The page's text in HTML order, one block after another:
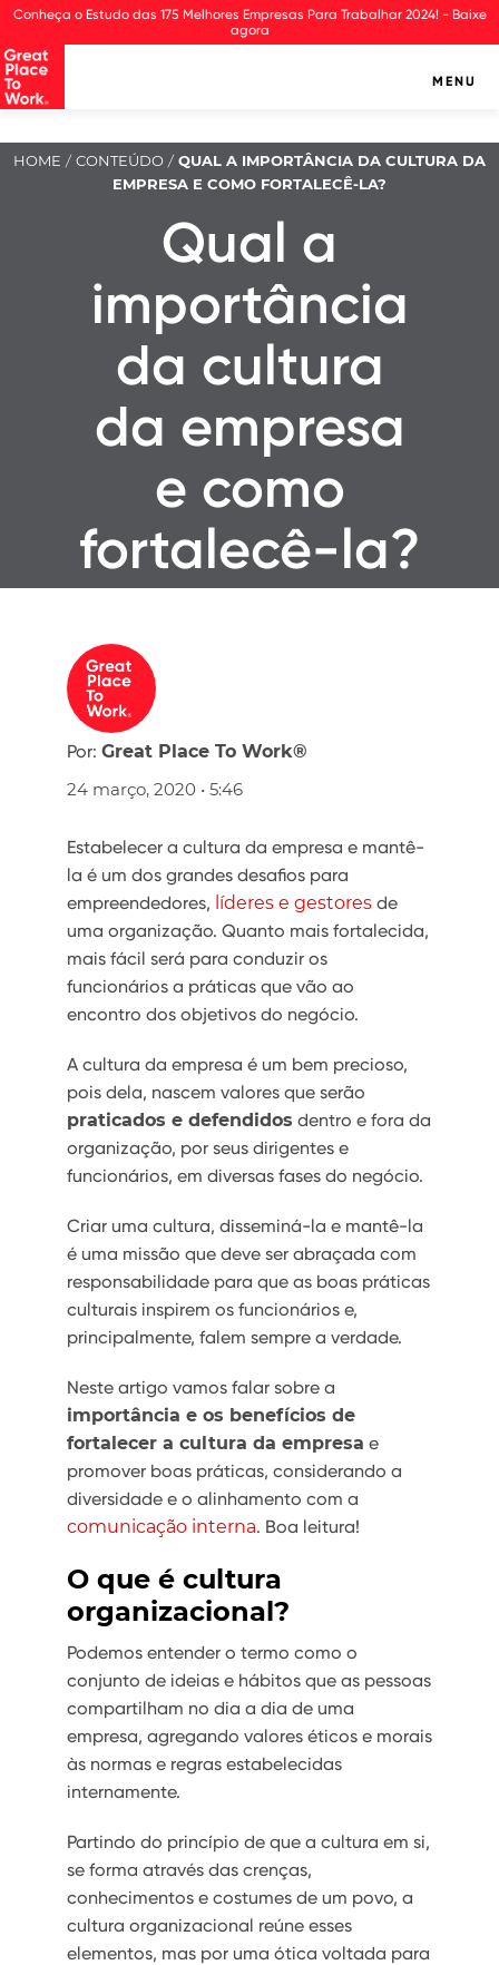
Observação:
site
inclui
um
sistema
de
assistência
Conheça o Estudo das 175 Melhores Empresas Para Trabalhar 2024! - Baixe
agora
MENU
HOME / CONTEÚDO / QUAL A IMPORTÂNCIA DA CULTURA DA
EMPRESA E COMO FORTALECÊ-LA?
Qual a
importância
da cultura
da empresa
e como
fortalecê-la?
Por: Great Place To Work®
24 março, 2020 • 5:46
Estabelecer a cultura da empresa e mantê-
la é um dos grandes desafios para
empreendedores, líderes e gestores de
uma organização. Quanto mais fortalecida,
mais fácil será para conduzir os
funcionários a práticas que vão ao
encontro dos objetivos do negócio.
A cultura da empresa é um bem precioso,
pois dela, nascem valores que serão
praticados e defendidos dentro e fora da
organização, por seus dirigentes e
funcionários, em diversas fases do negócio.
Criar uma cultura, disseminá-la e mantê-la
é uma missão que deve ser abraçada com
responsabilidade para que as boas práticas
culturais inspirem os funcionários e,
principalmente, falem sempre a verdade.
Neste artigo vamos falar sobre a
importância e os benefícios de
fortalecer a cultura da empresa e
promover boas práticas, considerando a
diversidade e o alinhamento com a
comunicação interna. Boa leitura!
O que é cultura
organizacional?
Podemos entender o termo como o
conjunto de ideias e hábitos que as pessoas
compartilham no dia a dia de uma
empresa, agregando valores éticos e morais
às normas e regras estabelecidas
internamente.
Partindo do princípio de que a cultura em si,
se forma através das crenças,
conhecimentos e costumes de um povo, a
cultura organizacional reúne esses
elementos, mas por uma ótica voltada para